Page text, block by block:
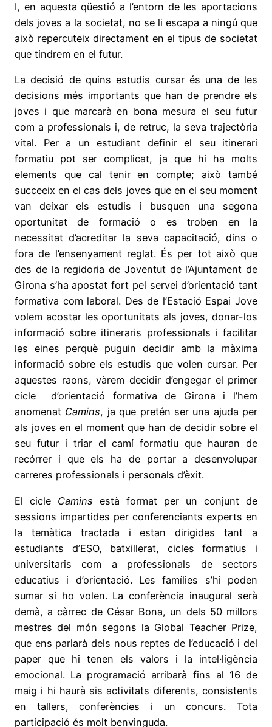
I, en aquesta qüestió a l’entorn de les aportacions
dels joves a la societat, no se li escapa a ningú que
això repercuteix directament en el tipus de societat
que tindrem en el futur.
La decisió de quins estudis cursar és una de les
decisions més importants que han de prendre els
joves i que marcarà en bona mesura el seu futur
com a professionals i, de retruc, la seva trajectòria
vital. Per a un estudiant definir el seu itinerari
formatiu pot ser complicat, ja que hi ha molts
elements que cal tenir en compte; això també
succeeix en el cas dels joves que en el seu moment
van deixar els estudis i busquen una segona
oportunitat de formació o es troben en la
necessitat d’acreditar la seva capacitació, dins o
fora de l’ensenyament reglat. És per tot això que
des de la regidoria de Joventut de l’Ajuntament de
Girona s’ha apostat fort pel servei d’orientació tant
formativa com laboral. Des de l’Estació Espai Jove
volem acostar les oportunitats als joves, donar-los
informació sobre itineraris professionals i facilitar
les eines perquè puguin decidir amb la màxima
informació sobre els estudis que volen cursar. Per
aquestes raons, vàrem decidir d’engegar el primer
cicle d’orientació formativa de Girona i l’hem
anomenat Camins, ja que pretén ser una ajuda per
als joves en el moment que han de decidir sobre el
seu futur i triar el camí formatiu que hauran de
recórrer i que els ha de portar a desenvolupar
carreres professionals i personals d’èxit.
El cicle Camins està format per un conjunt de
sessions impartides per conferenciants experts en
la temàtica tractada i estan dirigides tant a
estudiants d’ESO, batxillerat, cicles formatius i
universitaris com a professionals de sectors
educatius i d’orientació. Les famílies s’hi poden
sumar si ho volen. La conferència inaugural serà
demà, a càrrec de César Bona, un dels 50 millors
mestres del món segons la Global Teacher Prize,
que ens parlarà dels nous reptes de l’educació i del
paper que hi tenen els valors i la intel·ligència
emocional. La programació arribarà fins al 16 de
maig i hi haurà sis activitats diferents, consistents
en tallers, conferències i un concurs. Tota
participació és molt benvinguda.